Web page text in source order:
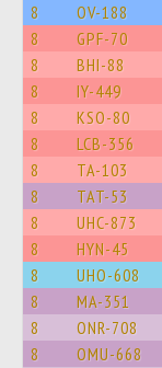
8 OV-188
8 GPF-70
8 BHI-88
8 IY-449
8 KSO-80
8 LCB-356
8 TA-103
8 TAT-53
8 UHC-873
8 HYN-45
8 UHO-608
8 MA-351
8 ONR-708
8 OMU-668